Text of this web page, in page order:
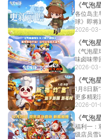
《气泡
各位岛主
球》即将
资源及建
2026-03-
《气泡
玩边领
《气泡
味卤味带
计划... [
2026-
《气泡
新服 新
1月8日新
更多精彩
[详情]
2026-01-
《气泡
加推
福利一：
级店员雪